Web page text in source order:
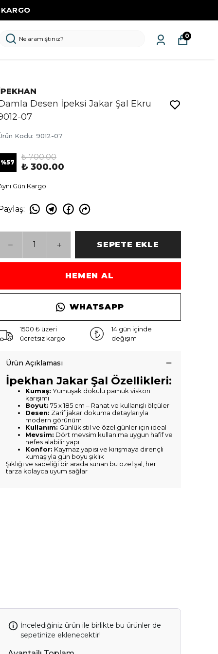
0
Desen İpeksi Jakar Şal Ekru
07
Kodu: 9012-07
%57
₺ 700.00
₺ 300.00
Gün Kargo
:
SEPETE EKLE
HEMEN AL
WHATSAPP
1500 ₺ üzeri
ücretsiz kargo
14 gün içinde
değişim
Ürün Açıklaması
İpekhan Jakar Şal Özellikleri:
Kumaş: Yumuşak dokulu pamuk viskon
karışımı
Boyut: 75 x 185 cm – Rahat ve kullanışlı ölçüler
Desen: Zarif jakar dokuma detaylarıyla
modern görünüm
Kullanım: Günlük stil ve özel günler için ideal
Mevsim: Dört mevsim kullanıma uygun hafif ve
nefes alabilir yapı
Konfor: Kaymaz yapısı ve kırışmaya dirençli
kumaşıyla gün boyu şıklık
Şıklığı ve sadeliği bir arada sunan bu özel şal, her
tarza kolayca uyum sağlar
İncelediğiniz ürün ile birlikte bu ürünler de
sepetinize eklenecektir!